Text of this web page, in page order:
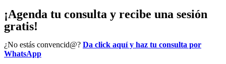
¡Agenda tu consulta y recibe una sesión
gratis!
¿No estás convencid@? Da click aquí y haz tu consulta por
WhatsApp